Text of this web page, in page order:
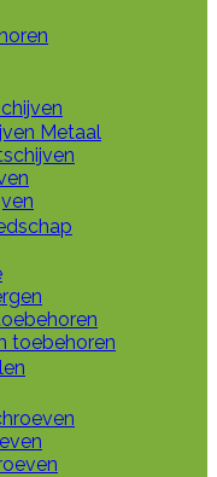
Metaal
toebehoren